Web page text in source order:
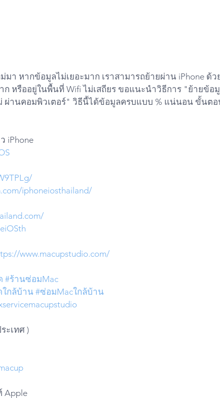
ก หรืออยู่ในพื้นที่ Wifi ไม่เสถียร ขอแนะนำวิธีการ "ย้ายข้อ
ม่ ผ่านคอมพิวเตอร์" วิธีนี้ได้ข้อมูลครบแบบ % แน่นอน ขั้นตอ
iPhone
iphoneiosthailand/
www.macupstudio.com/
#ร้านซ่อมMac
กล้บ้าน #ซ่อมMacใกล้บ้าน
ะเทศ )